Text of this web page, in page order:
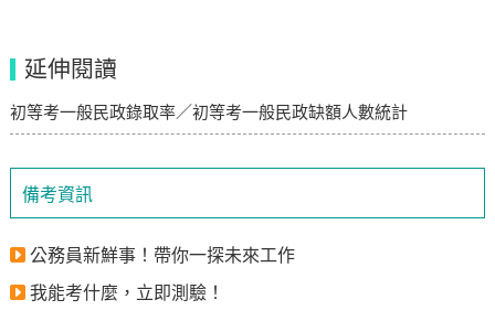
備考資訊
公務員新鮮事！帶你一探未來工作
我能考什麼，立即測驗！
延伸閱讀
初等考一般民政錄取率／初等考一般民政缺額人數統計